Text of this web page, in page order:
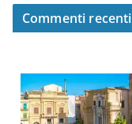
Commenti recenti